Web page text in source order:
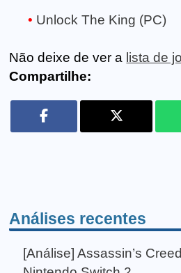
Unlock The King (PC)
Não deixe de ver a lista de
Compartilhe:
Análises recentes
[Análise] Assassin’s